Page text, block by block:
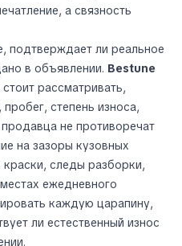
а связность
подтверждает ли реальное
в объявлении. Bestune
рассматривать,
степень износа,
не противоречат
на зазоры кузовных
краски, следы разборки,
ежедневного
каждую царапину,
ли естественный износ